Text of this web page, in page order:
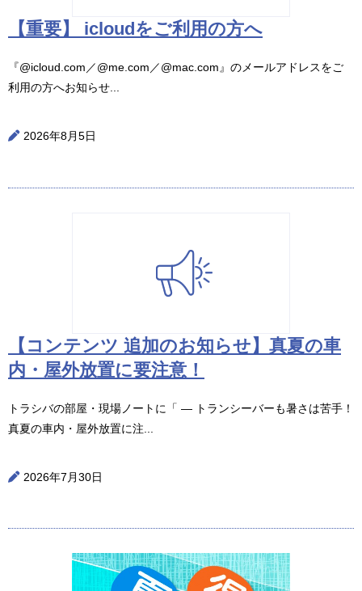
【重要】 icloudをご利用の方へ
『@icloud.com／@me.com／@mac.com』のメールアドレスをご
利用の方へお知らせ...
2026年8月5日
【コンテンツ 追加のお知らせ】真夏の車
内・屋外放置に要注意！
トラシバの部屋・現場ノートに「 ― トランシーバーも暑さは苦手！
真夏の車内・屋外放置に注...
2026年7月30日